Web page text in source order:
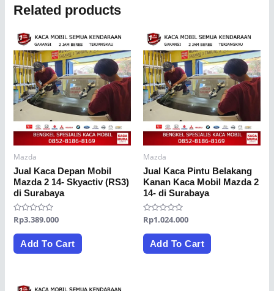
Related products
Mazda
Jual Kaca Depan Mobil
Mazda 2 14- Skyactiv (RS3)
di Surabaya
Rated
out
Rp3.389.000
Add To Cart
Mazda
Jual Kaca Pintu Belakang
Kanan Kaca Mobil Mazda 2
14- di Surabaya
Rated
out
Rp1.024.000
Add To Cart